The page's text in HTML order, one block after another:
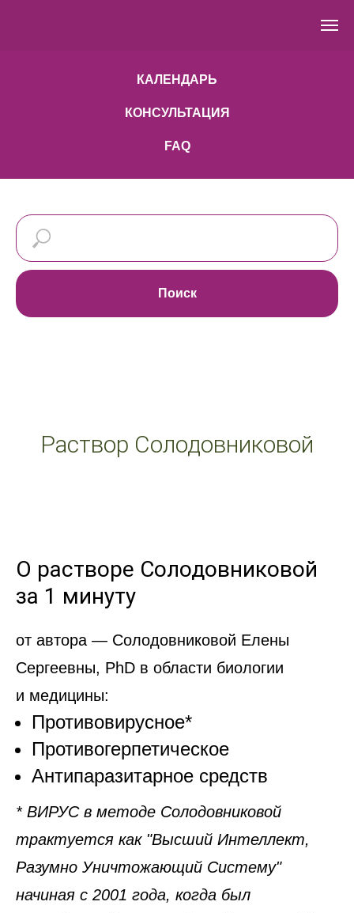
КАЛЕНДАРЬ
КОНСУЛЬТАЦИЯ
FAQ
Поиск
Раствор Солодовниковой
О растворе Солодовниковой
за 1 минуту
от автора — Солодовниковой Елены
Сергеевны, PhD в области биологии
и медицины:
Противовирусное*
Противогерпетическое
Антипаразитарное средств
* ВИРУС в методе Солодовниковой
трактуется как "Высший Интеллект,
Разумно Уничтожающий Систему"
начиная с 2001 года, когда был